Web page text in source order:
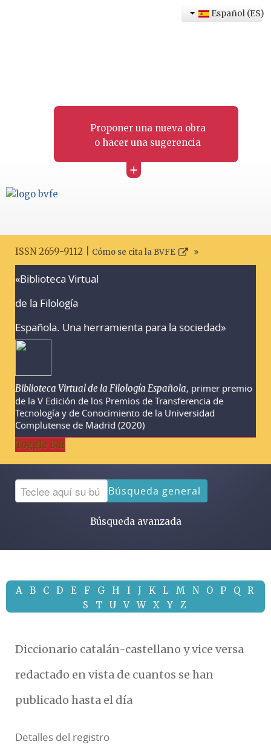
Proponer una nueva obra
o hacer una sugerencia
+
Español (ES)
ISSN 2659-9112 | Cómo se cita la BVFE
«Biblioteca Virtual
de la Filología
Española. Una herramienta para la sociedad»
Biblioteca Virtual de la Filología Española, primer premio
de la V Edición de los Premios de Transferencia de
Tecnología y de Conocimiento de la Universidad
Complutense de Madrid (2020)
Toggle Bar
Búsqueda general
Búsqueda avanzada
A B C D E F G H I J K L M N O P Q
R
S
T U V W X Y Z
Diccionario catalán-castellano y vice versa
redactado en vista de cuantos se han
publicado hasta el día
Detalles del registro